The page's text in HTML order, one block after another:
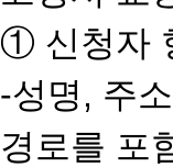
① 신청자
-성명, 주
경로를 포